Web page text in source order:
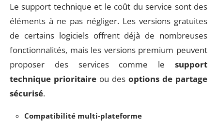
Le support technique et le coût du service sont des
éléments à ne pas négliger. Les versions gratuites
de certains logiciels offrent déjà de nombreuses
fonctionnalités, mais les versions premium peuvent
proposer des services comme le support
technique prioritaire ou des options de partage
sécurisé.
Compatibilité multi-plateforme